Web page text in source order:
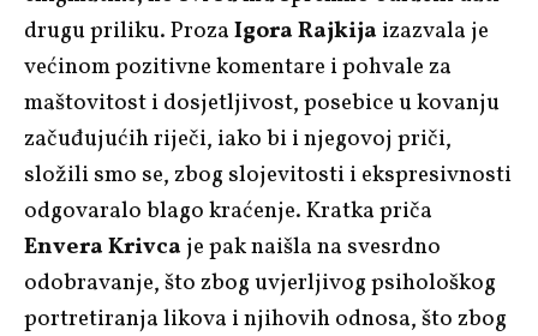
drugu priliku. ProzaIgora Rajkijaizazvala je
većinom pozitivne komentare i pohvale za
maštovitost i dosjetljivost, posebice u kovanju
začuđujućih riječi, iako bi i njegovoj priči,
složili smo se, zbog slojevitosti i ekspresivnosti
odgovaralo blago kraćenje. Kratka priča
Envera Krivcaje pak naišla na svesrdno
odobravanje, što zbog uvjerljivog psihološkog
portretiranja likova i njihovih odnosa, što zbog